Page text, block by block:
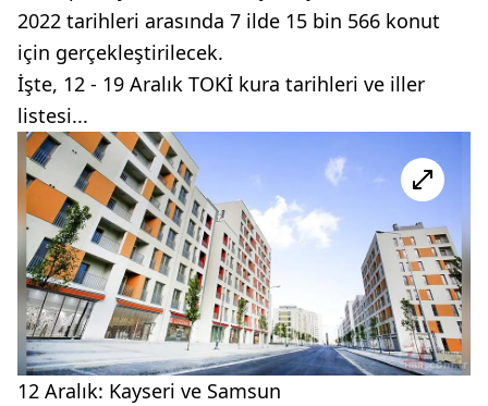
2022 tarihleri arasında 7 ilde 15 bin 566 konut
için gerçekleştirilecek.
İşte, 12 - 19 Aralık TOKİ kura tarihleri ve iller
listesi...
12 Aralık: Kayseri ve Samsun